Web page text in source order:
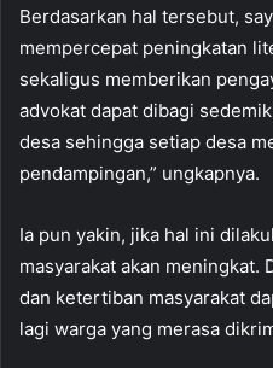
Berdasarkan hal tersebut,
mempercepat peningkatan
sekaligus memberikan
advokat dapat dibagi
desa sehingga setiap desa
pendampingan,” ungkapnya.
Ia pun yakin, jika hal ini
masyarakat akan meningkat.
dan ketertiban masyarakat
lagi warga yang merasa